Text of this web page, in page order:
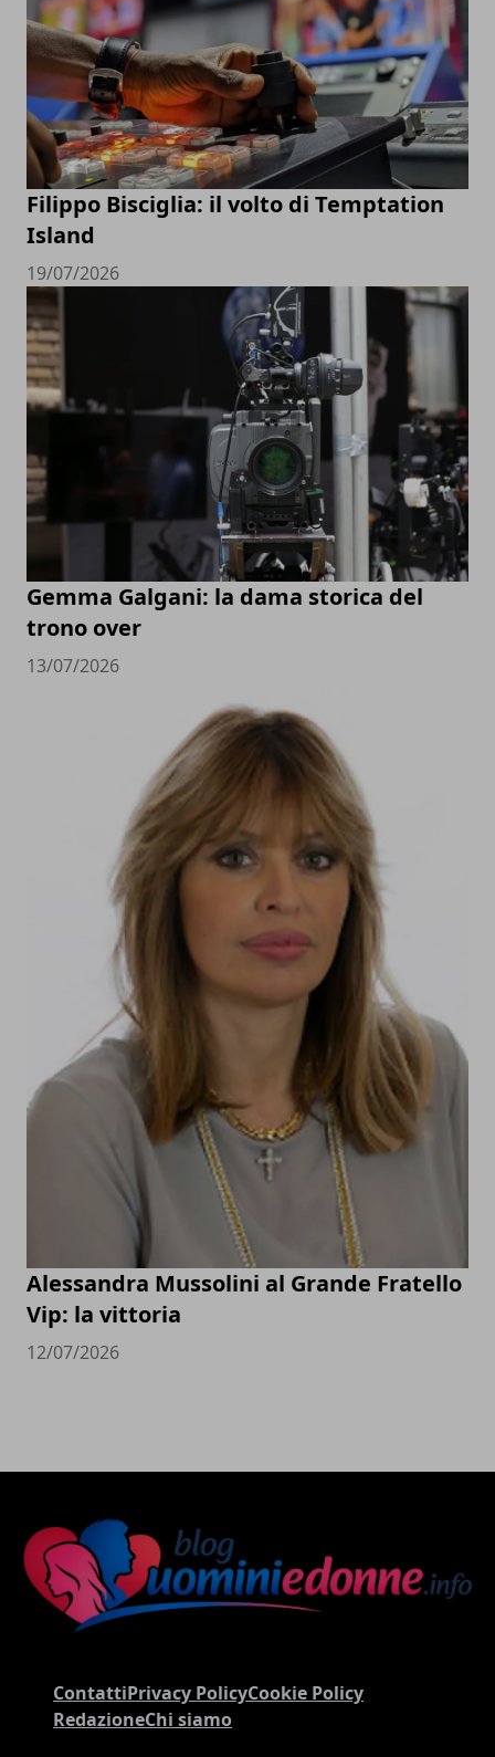
Filippo Bisciglia: il volto di Temptation
Island
19/07/2026
Gemma Galgani: la dama storica del
trono over
13/07/2026
Alessandra Mussolini al Grande Fratello
Vip: la vittoria
12/07/2026
ContattiPrivacy PolicyCookie Policy
RedazioneChi siamo